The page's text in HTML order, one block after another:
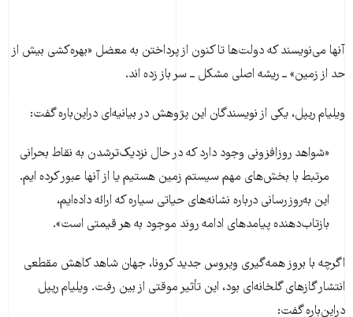
آنها می‌نویسند که دولت‌ها تا کنون از پرداختن به معضل «بهره‌کشی بیش از
حد از زمین» ــ ریشه اصلی مشکل ــ سر باز زده اند.
ویلیام ریپل، یکی از نویسندگان این پژوهش در بیانیه‌ای دراین‌باره گفت:
«شواهد روزافزونی وجود دارد که در حال نزدیک‌ترشدن به نقاط بحرانی
مرتبط با بخش‌های مهم سیستم زمین هستیم یا از آنها عبور کرده ایم.
این به‌روزرسانی درباره نشانه‌های حیاتی سیاره که ارائه داده‌ایم،
بازتاب‌دهنده پیامدهای ادامه روند موجود به هر قیمتی است».
اگرچه با بروز همه‌گیری ویروس جدید کرونا، جهان شاهد کاهش مقطعی
انتشار گازهای گلخانه‌ای بود، این تأثیر موقتی از بین رفت. ویلیام ریپل
دراین‌باره گفت: